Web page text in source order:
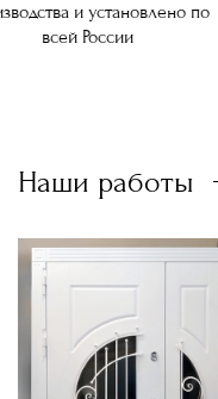
и установлено по
всей России
Наши работы